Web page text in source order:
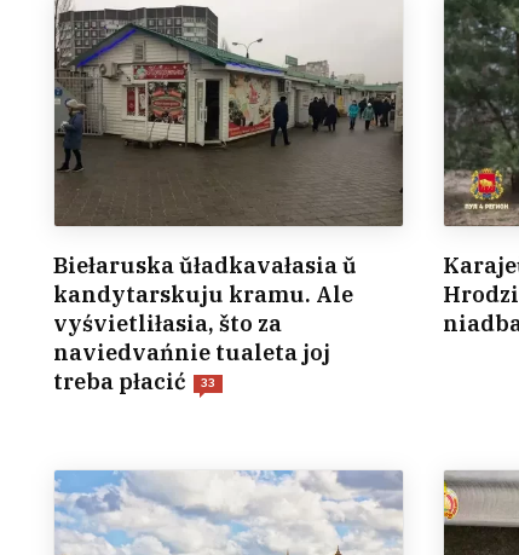
Biełaruska ŭładkavałasia ŭ
kandytarskuju kramu. Ale
vyśvietliłasia, što za
naviedvańnie tualeta joj
treba płacić
33